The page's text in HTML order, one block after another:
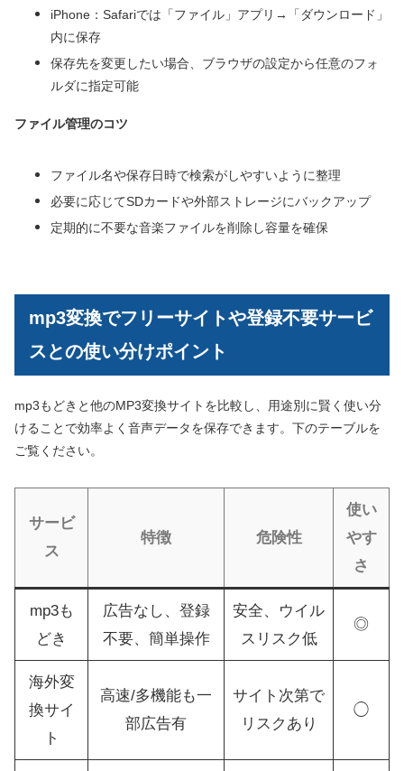
iPhone：Safariでは「ファイル」アプリ→「ダウンロード」
内に保存
保存先を変更したい場合、ブラウザの設定から任意のフォ
ルダに指定可能
ファイル管理のコツ
ファイル名や保存日時で検索がしやすいように整理
必要に応じてSDカードや外部ストレージにバックアップ
定期的に不要な音楽ファイルを削除し容量を確保
mp3変換でフリーサイトや登録不要サービ
スとの使い分けポイント
mp3もどきと他のMP3変換サイトを比較し、用途別に賢く使い分
けることで効率よく音声データを保存できます。下のテーブルを
ご覧ください。
サービ
ス
特徴 危険性
使い
やす
さ
mp3も
どき
広告なし、登録
不要、簡単操作
安全、ウイル
スリスク低
◎
海外変
換サイ
ト
高速/多機能も一
部広告有
サイト次第で
リスクあり
◯